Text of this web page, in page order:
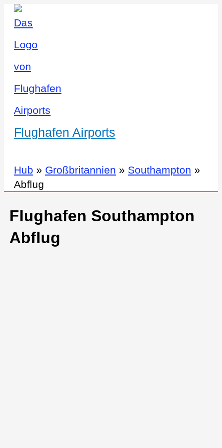
Flughafen Airports
Hub » Großbritannien » Southampton »
Abflug
Flughafen Southampton
Abflug